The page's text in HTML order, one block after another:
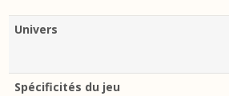
Univers
Spécificités du jeu